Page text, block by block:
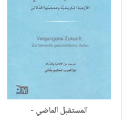
المستقبل الماضي -